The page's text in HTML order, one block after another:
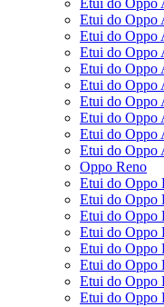
Etui do Oppo
Etui do Oppo
Etui do Oppo
Etui do Oppo
Etui do Oppo
Etui do Oppo
Etui do Oppo
Etui do Oppo
Etui do Oppo
Etui do Oppo
Oppo Reno
Etui do Oppo
Etui do Oppo
Etui do Oppo
Etui do Oppo
Etui do Oppo
Etui do Oppo
Etui do Oppo
Etui do Oppo